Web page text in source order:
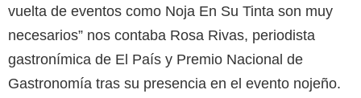
vuelta de eventos como Noja En Su Tinta son muy
necesarios” nos contaba Rosa Rivas, periodista
gastronímica de El País y Premio Nacional de
Gastronomía tras su presencia en el evento nojeño.